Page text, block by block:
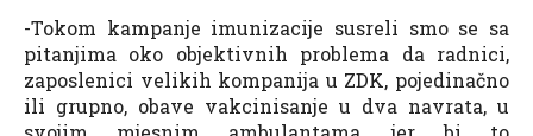
-Tokom kampanje imunizacije susreli smo se sa
pitanjima oko objektivnih problema da radnici,
zaposlenici velikih kompanija u ZDK, pojedinačno
ili grupno, obave vakcinisanje u dva navrata, u